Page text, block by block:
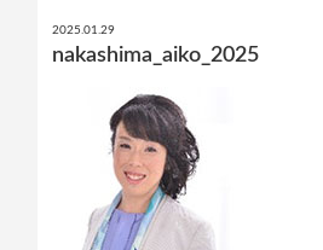
2025.01.29
nakashima_aiko_2025